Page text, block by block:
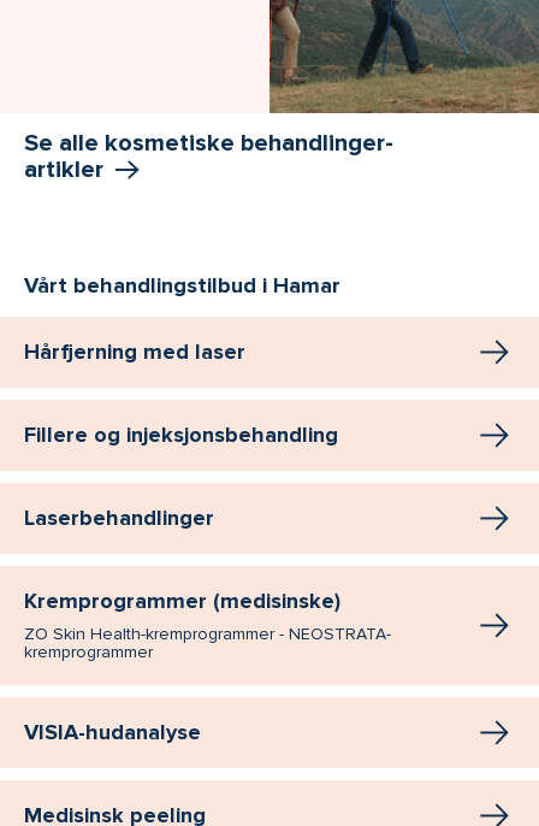
Se alle kosmetiske behandlinger-
artikler
Vårt behandlingstilbud i Hamar
Hårfjerning med laser
Fillere og injeksjonsbehandling
Laserbehandlinger
Kremprogrammer (medisinske)
ZO Skin Health-kremprogrammer - NEOSTRATA-
kremprogrammer
VISIA-hudanalyse
Medisinsk peeling